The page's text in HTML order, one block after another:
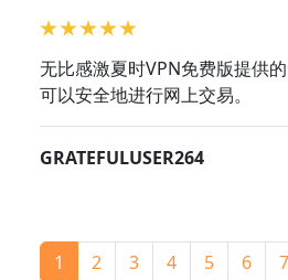
无比感激夏时VPN免费版提供
可以安全地进行网上交易。
GRATEFULUSER264
分页
当前页
1 Page
2 Page
3 Page
4 Page
5 Page
6 7